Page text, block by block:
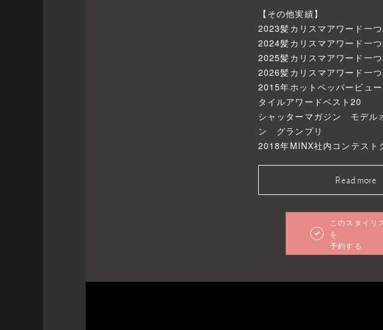
【その他実績】
2023髪カリスマアワード一つ
2024髪カリスマアワード一つ
2025髪カリスマアワード一つ
2026髪カリスマアワード一つ
2015年ホットペッパービュ
タイルアワードベスト20
シャッターマガジン モデル
ン グランプリ
2018年MINX社内コンテスト
Read more
このスタイリ
を
予約する